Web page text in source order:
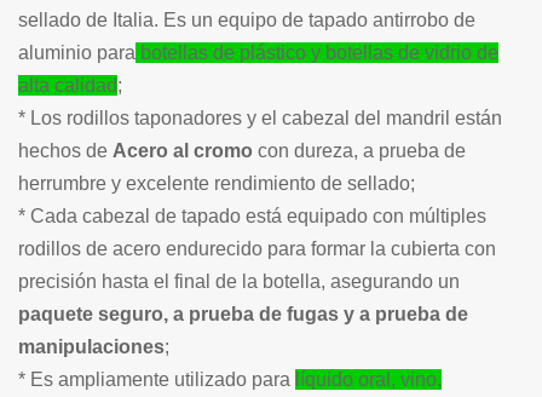
sellado de Italia. Es un equipo de tapado antirrobo de
aluminio para botellas de plástico y botellas de vidrio de
alta calidad;
* Los rodillos taponadores y el cabezal del mandril están
hechos de Acero al cromo con dureza, a prueba de
herrumbre y excelente rendimiento de sellado;
* Cada cabezal de tapado está equipado con múltiples
rodillos de acero endurecido para formar la cubierta con
precisión hasta el final de la botella, asegurando un
paquete seguro, a prueba de fugas y a prueba de
manipulaciones;
* Es ampliamente utilizado para líquido oral, vino,